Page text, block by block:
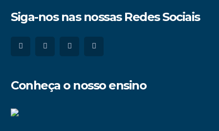
Siga-nos nas nossas Redes Sociais
Conheça o nosso ensino